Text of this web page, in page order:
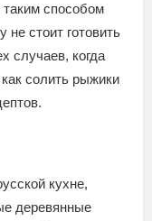
способом
не стоит готовить
случаев, когда
как солить рыжики
кухне,
деревянные